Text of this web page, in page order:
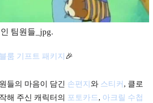
팀원들_jpg.
블룸 기프트 패키지 🎉
들의 마음이 담긴 손편지 와 스티커 , 클로
해 주신 캐릭터의 포토카드 , 아크릴 수첩